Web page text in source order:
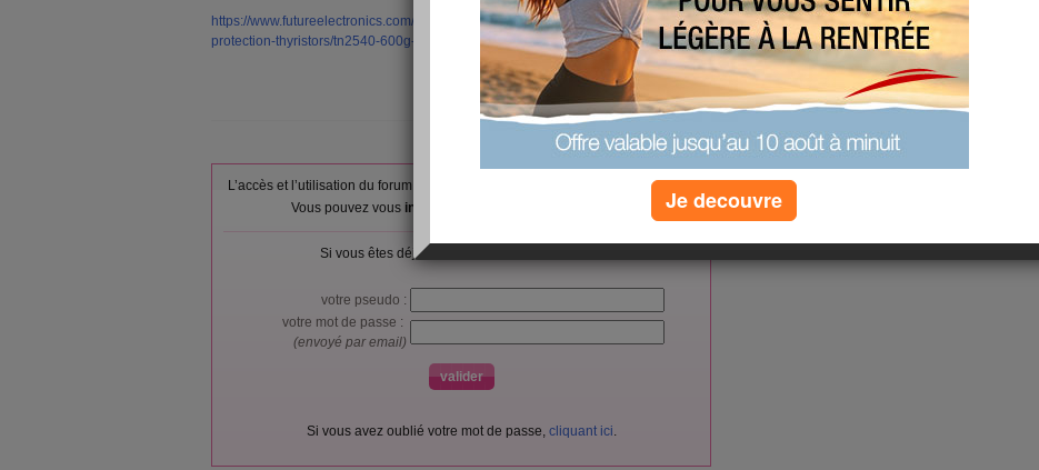
https://www.futureelectronics.com/p/electromechanical--circuit-protection--
protection-thyristors/tn2540-600g-tr-stmicroelectronics-1324102
(0) commentaires
L’accès et l’utilisation du forum sont réservés aux membres d'Aujourdhui.com.
Vous pouvez vous inscrire gratuitement
Si vous êtes déjà membre, connectez-vous ici :
votre pseudo :
votre mot de passe :
(envoyé par email)
Si vous avez oublié votre mot de passe, cliquant ici.
Je decouvre